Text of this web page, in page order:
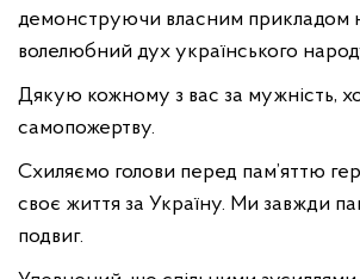
демонструючи власним прикладом
волелюбний дух українського
Дякую кожному з вас за мужність,
самопожертву.
Схиляємо голови перед пам’яттю
своє життя за Україну. Ми завжди
подвиг.